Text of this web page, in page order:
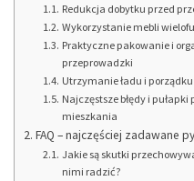
Redukcja dobytku przed
Wykorzystanie mebli
Praktyczne pakowanie i
przeprowadzki
Utrzymanie ładu i
Najczęstsze błędy i
mieszkania
FAQ – najczęściej zadawane
Jakie są skutki
nimi radzić?